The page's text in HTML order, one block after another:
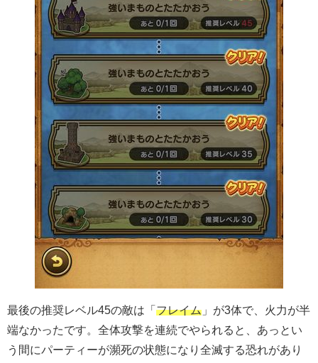
最後の推奨レベル45の敵は「 フレイム 」が3体で、火力が半
端なかったです。全体攻撃を連続でやられると、あっとい
う間にパーティーが瀕死の状態になり全滅する恐れがあり